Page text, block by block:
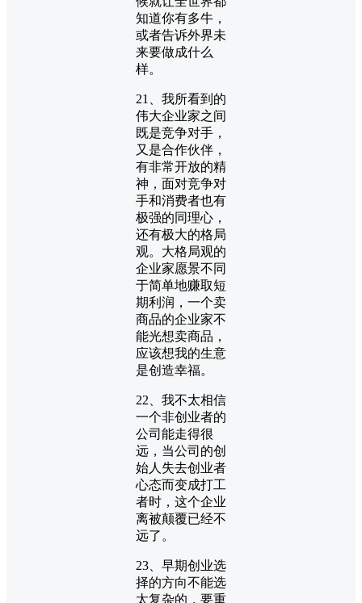
知道你有多牛，
或者告诉外界未
来要做成什么
样。
21、我所看到的
伟大企业家之间
既是竞争对手，
又是合作伙伴，
有非常开放的精
神，面对竞争对
手和消费者也有
极强的同理心，
还有极大的格局
观。大格局观的
企业家愿景不同
于简单地赚取短
期利润，一个卖
商品的企业家不
能光想卖商品，
应该想我的生意
是创造幸福。
22、我不太相信
一个非创业者的
公司能走得很
远，当公司的创
始人失去创业者
心态而变成打工
者时，这个企业
离被颠覆已经不
远了。
23、早期创业选
择的方向不能选
太复杂的，要重